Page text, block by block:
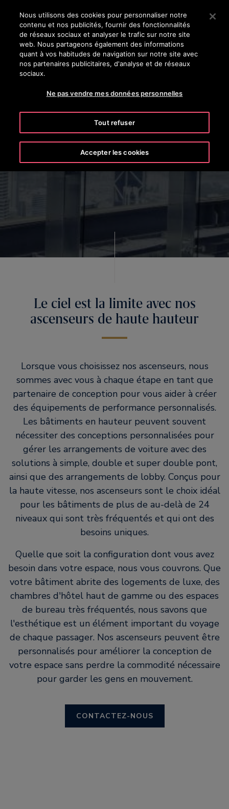
Appuyez sur Entrée pour passer au contenu principal
RECHERCHER
Immeuble de Grande Hauteur
Le ciel est la limite avec nos
ascenseurs de haute hauteur
Lorsque vous choisissez nos ascenseurs, nous
sommes avec vous à chaque étape en tant que
partenaire de conception pour vous aider à créer
des équipements de performance personnalisés.
Les bâtiments en hauteur peuvent souvent
nécessiter des conceptions personnalisées pour
gérer les arrangements de voiture avec des
solutions à simple, double et super double pont,
ainsi que des arrangements de lobby. Conçus pour
la haute vitesse, nos ascenseurs sont le choix idéal
pour les bâtiments de plus de au-delà de 24
niveaux qui sont très fréquentés et qui ont des
besoins uniques.
Quelle que soit la configuration dont vous avez
besoin dans votre espace, nous vous couvrons. Que
votre bâtiment abrite des logements de luxe, des
chambres d'hôtel haut de gamme ou des espaces
de bureau très fréquentés, nous savons que
l'esthétique est un élément important du voyage
de chaque passager. Nos ascenseurs peuvent être
personnalisés pour améliorer la conception de
votre espace sans perdre la commodité nécessaire
pour garder les gens en mouvement.
CONTACTEZ-NOUS
Nous utilisons des cookies pour personnaliser notre
contenu et nos publicités, fournir des fonctionnalités
de réseaux sociaux et analyser le trafic sur notre site
web. Nous partageons également des informations
quant à vos habitudes de navigation sur notre site avec
nos partenaires publicitaires, d'analyse et de réseaux
sociaux.
Ne pas vendre mes données personnelles
Tout refuser
Accepter les cookies